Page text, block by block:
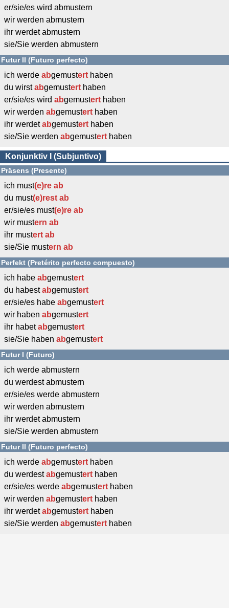
er/sie/es wird abmustern
wir werden abmustern
ihr werdet abmustern
sie/Sie werden abmustern
Futur II (Futuro perfecto)
ich werde abgemustert haben
du wirstabgemustert haben
er/sie/es wird abgemustert haben
wir werden abgemustert haben
ihr werdetabgemustert haben
sie/Sie werden abgemustert haben
Konjunktiv I (Subjuntivo)
Präsens (Presente)
ich must(e)re ab
du must(e)rest ab
er/sie/es must(e)re ab
wir mustern ab
ihr mustert ab
sie/Sie mustern ab
Perfekt (Pretérito perfecto compuesto)
ich habe abgemustert
du habestabgemustert
er/sie/es habe abgemustert
wir haben abgemustert
ihr habetabgemustert
sie/Sie haben abgemustert
Futur I (Futuro)
ich werde abmustern
du werdest abmustern
er/sie/es werde abmustern
wir werden abmustern
ihr werdet abmustern
sie/Sie werden abmustern
Futur II (Futuro perfecto)
ich werde abgemustert haben
du werdestabgemustert haben
er/sie/es werde abgemustert haben
wir werden abgemustert haben
ihr werdetabgemustert haben
sie/Sie werden abgemustert haben